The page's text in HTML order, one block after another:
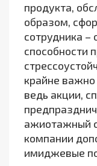
продукта,
образом,
сотрудника –
способности
крайне
ведь акции,
ажиотажный
компании
имиджевые